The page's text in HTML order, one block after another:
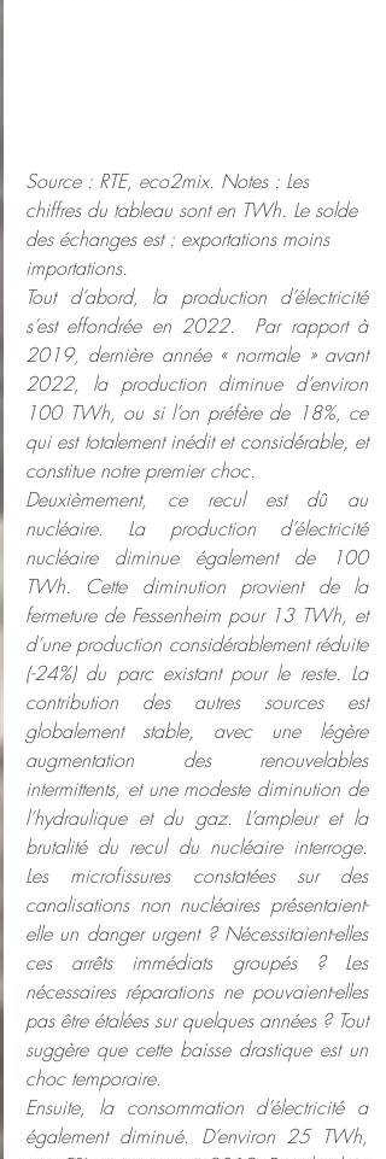
Source : RTE, eco2mix. Notes : Les
chiffres du tableau sont en TWh. Le solde
des échanges est : exportations moins
importations.
Tout d’abord, la production d’électricité
s’est effondrée en 2022.  Par rapport à
2019, dernière année « normale » avant
2022, la production diminue d’environ
100 TWh, ou si l’on préfère de 18%, ce
qui est totalement inédit et considérable, et
constitue notre premier choc.
Deuxièmement, ce recul est dû au
nucléaire. La production d’électricité
nucléaire diminue également de 100
TWh. Cette diminution provient de la
fermeture de Fessenheim pour 13 TWh, et
d’une production considérablement réduite
(-24%) du parc existant pour le reste. La
contribution des autres sources est
globalement stable, avec une légère
augmentation des renouvelables
intermittents, et une modeste diminution de
l’hydraulique et du gaz. L’ampleur et la
brutalité du recul du nucléaire interroge.
Les microfissures constatées sur des
canalisations non nucléaires présentaient-
elle un danger urgent ? Nécessitaient-elles
ces arrêts immédiats groupés ? Les
nécessaires réparations ne pouvaient-elles
pas être étalées sur quelques années ? Tout
suggère que cette baisse drastique est un
choc temporaire.
Ensuite, la consommation d’électricité a
également diminué. D’environ 25 TWh,